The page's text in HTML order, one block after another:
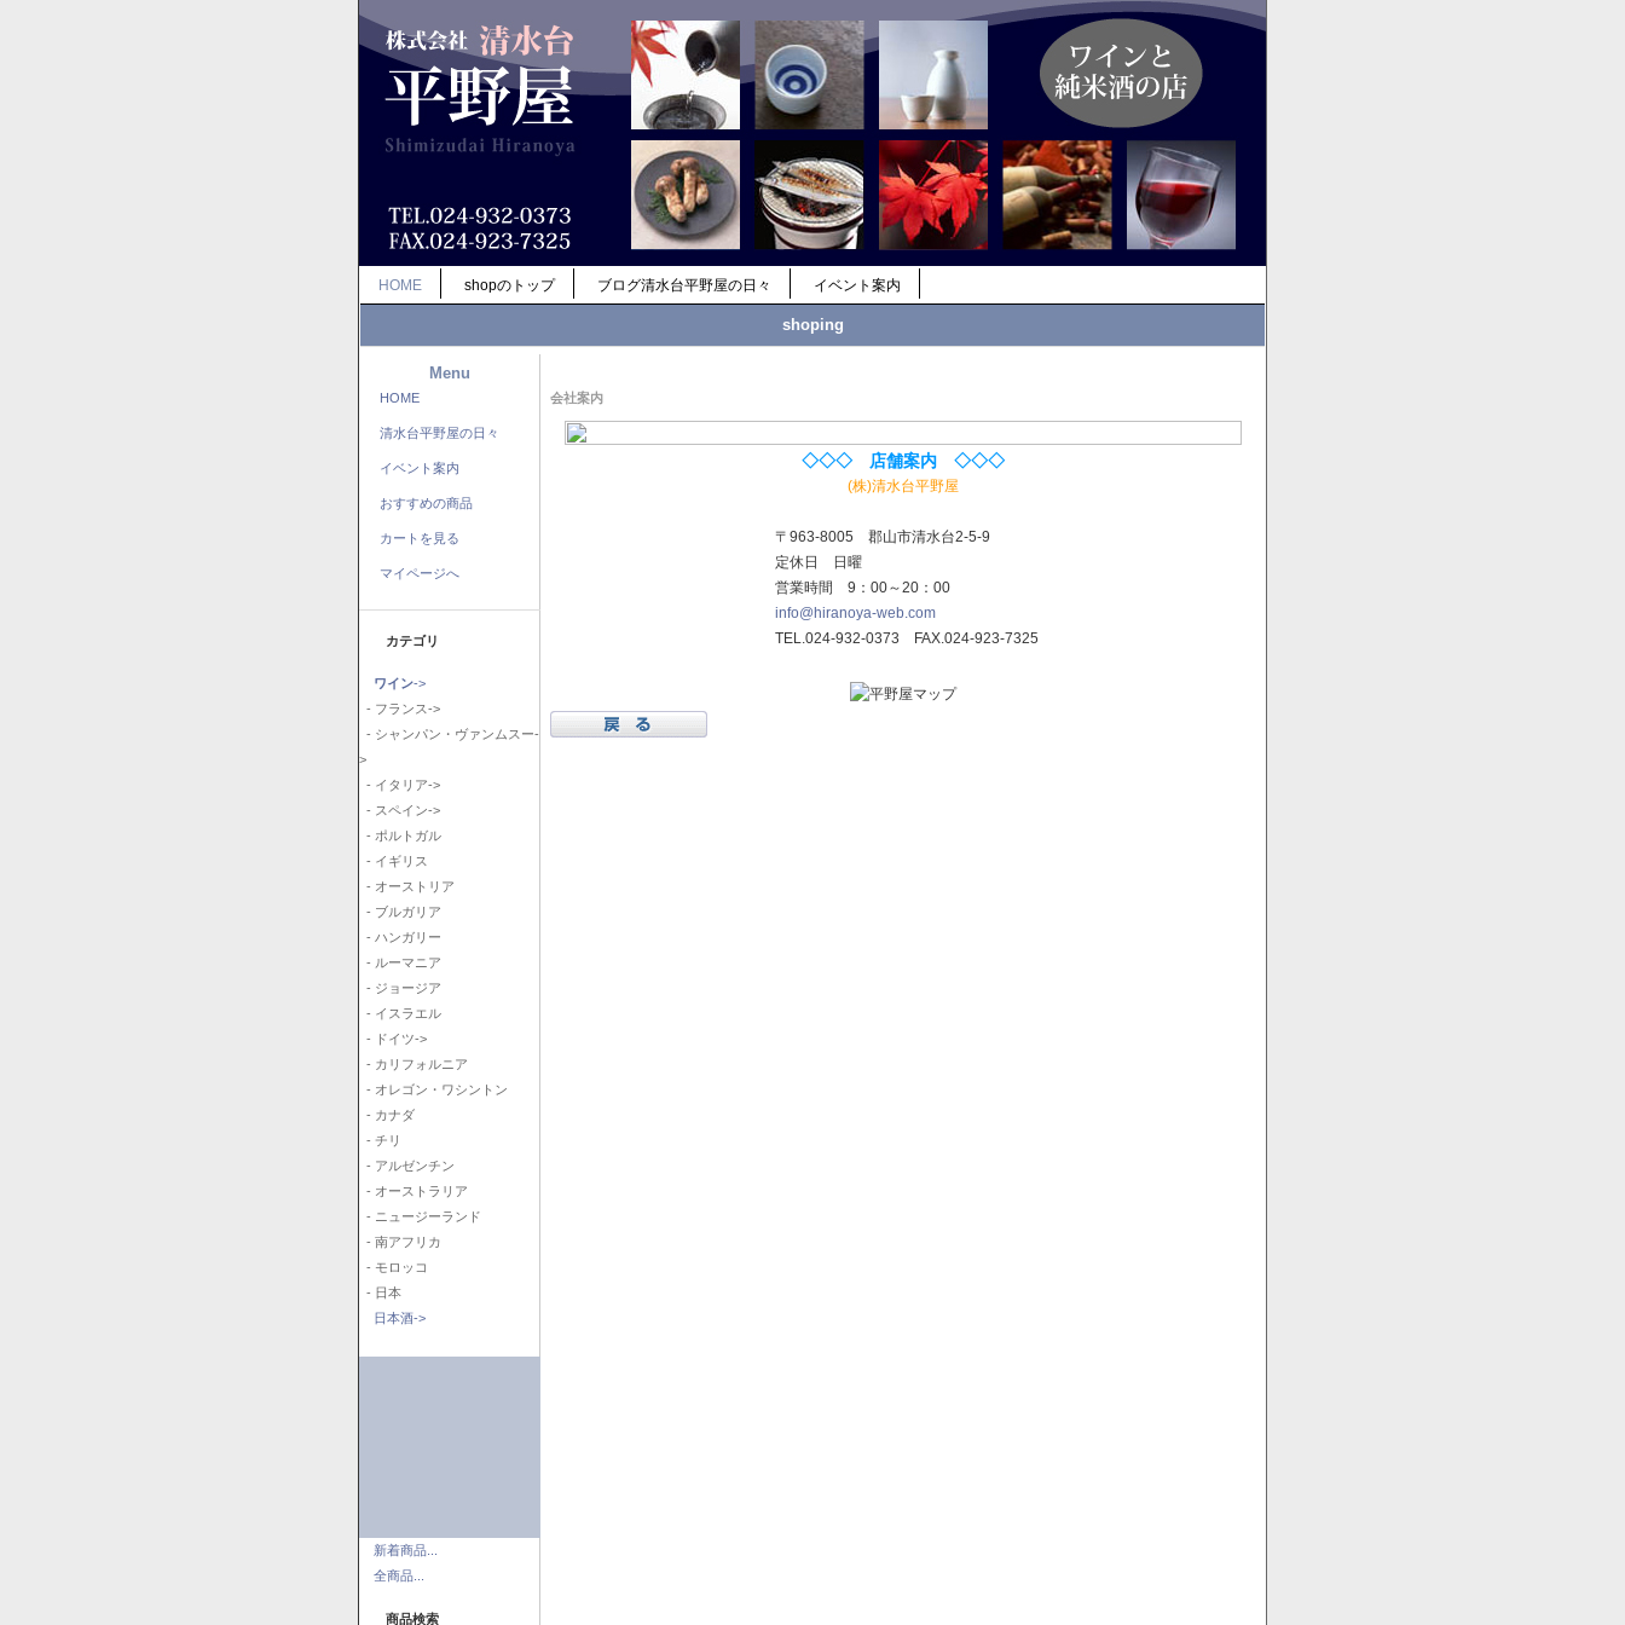
HOME shopのトップ ブログ清水台平野屋の日々 イベント案内
shoping
Menu
HOME
清水台平野屋の日々
イベント案内
おすすめの商品
カートを見る
マイページへ
カテゴリ
ワイン->
- フランス->
- シャンパン・ヴァンムスー-
>
- イタリア->
- スペイン->
- ポルトガル
- イギリス
- オーストリア
- ブルガリア
- ハンガリー
- ルーマニア
- ジョージア
- イスラエル
- ドイツ->
- カリフォルニア
- オレゴン・ワシントン
- カナダ
- チリ
- アルゼンチン
- オーストラリア
- ニュージーランド
- 南アフリカ
- モロッコ
- 日本
日本酒->
新着商品...
全商品...
商品検索
会社案内
◇◇◇ 店舗案内 ◇◇◇
(株)清水台平野屋
〒963-8005 郡山市清水台2-5-9
定休日 日曜
営業時間 9：00～20：00
info@hiranoya-web.com
TEL.024-932-0373 FAX.024-923-7325